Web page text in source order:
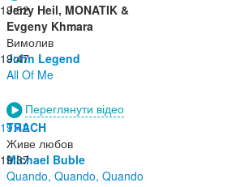
19:52
Jerry Heil, MONATIK &
Evgeny Khmara
Вимолив
19:47
John Legend
All Of Me
Переглянути відео
19:42
TRACH
Живе любов
19:37
Michael Buble
Quando, Quando, Quando